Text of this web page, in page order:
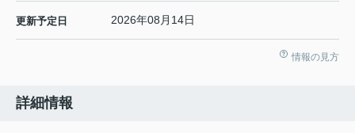
更新予定日 2026年08月14日
情報の見方
詳細情報